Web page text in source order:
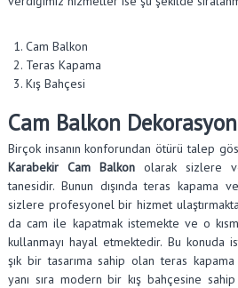
Cam Balkon
Teras Kapama
Kış Bahçesi
Cam Balkon
Birçok insanın konforundan ötürü talep
Karabekir Cam Balkonolarak sizlere
tanesidir. Bunun dışında teras kapama
sizlere profesyonel bir hizmet
da cam ile kapatmak istemekte ve o
kullanmayı hayal etmektedir. Bu
şık bir tasarıma sahip olan teras
yanı sıra modern bir kış bahçesine